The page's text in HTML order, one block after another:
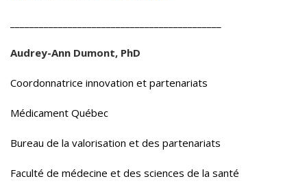
Audrey-Ann Dumont, PhD
Coordonnatrice innovation et partenariats
Médicament Québec
Bureau de la valorisation et des partenariats
Faculté de médecine et des sciences de la santé